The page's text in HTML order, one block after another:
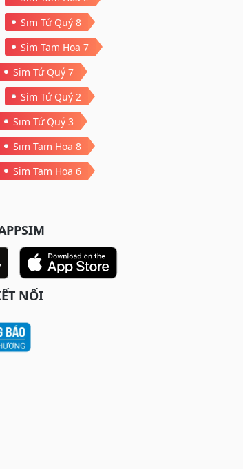
Sim Tứ Quý 8
Sim Tam Hoa 7
Sim Tứ Quý 7
Sim Tứ Quý 2
Sim Tứ Quý 3
Sim Tam Hoa 8
Sim Tam Hoa 6
NỐI